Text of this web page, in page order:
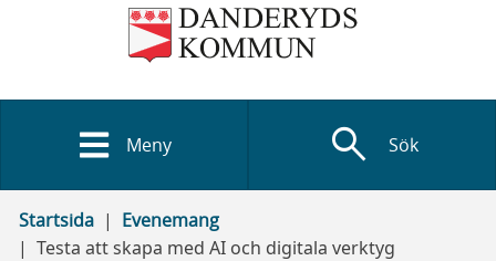
Meny search Sök
Startsida
Evenemang
Testa att skapa med AI och digitala verktyg